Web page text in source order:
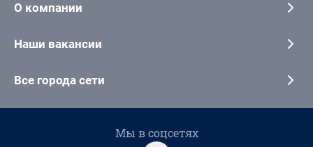
О компании
Наши вакансии
Все города сети
Мы в соцсетях